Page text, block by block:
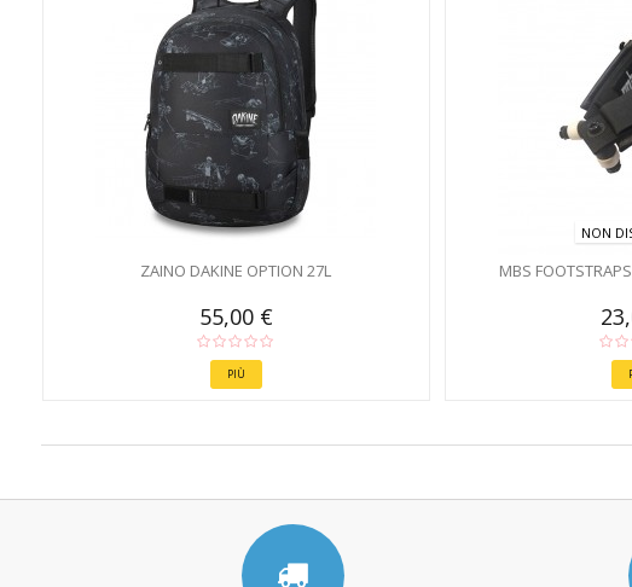
ZAINO DAKINE OPTION 27L
55,00 €
PIÙ
NON
MBS